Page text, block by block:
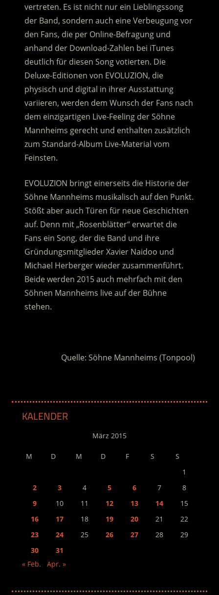
vertreten. Es ist nicht nur ein Lieblingssong
der Band, sondern auch eine Verbeugung vor
den Fans, die per Online-Befragung und
anhand der Download-Zahlen bei iTunes
deutlich für diesen Song votierten. Die
Deluxe-Editionen von EVOLUZION, die
physisch und digital in ihrer Ausstattung
variieren, werden dem Wunsch der Fans nach
dem einzigartigen Live-Feeling der Söhne
Mannheims gerecht und enthalten zusätzlich
zum Standard-Album Live-Material vom
Feinsten.
EVOLUZION bringt einerseits die Historie der
Söhne Mannheims musikalisch auf den Punkt.
Stößt aber auch Türen für neue Geschichten
auf. Denn mit „Rosenblätter“ erwartet die
Fans ein Song, der die Band und ihre
Gründungsmitglieder Xavier Naidoo und
Michael Herberger wieder zusammenführt.
Beide werden 2015 auch mehrfach mit den
Söhnen Mannheims live auf der Bühne
stehen.
Quelle: Söhne Mannheims (Tonpool)
KALENDER
März 2015
M D M D F S
S
1
2
3 4 5 6 7
8
9
10 11 12 13 14
15
16
17 18 19 20 21
22
23
24 25 26 27 28
29
30
31
« Feb.
Apr. »